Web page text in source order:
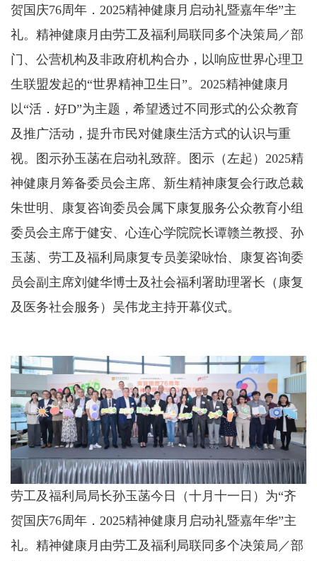
贺国庆76周年．2025精神健康月启动礼暨嘉年华”主
礼。精神健康月由劳工及福利局联同多个决策局／部
门、公营机构及非政府机构合办，以响应世界心理卫
生联盟发起的“世界精神卫生日”。2025精神健康月
以“活．好D”为主题，希望透过不同形式的公众教育
及推广活动，提升市民对健康生活方式的认识与重
视。图示孙玉菡在启动礼致辞。图示（左起）2025精
神健康月筹备委员会主席、新生精神康复会行政总裁
朱世明、康复咨询委员会属下康复服务公众教育小组
委员会主席于健安、心连心学院院长谭赣兰教授、孙
玉菡、劳工及福利局康复专员姜梁咏怡、康复咨询委
员会副主席刘健华博士及社会福利署助理署长（康复
及医务社会服务）吴伟龙主持开幕仪式。
劳工及福利局局长孙玉菡今日（十月十一日）为“齐
贺国庆76周年．2025精神健康月启动礼暨嘉年华”主
礼。精神健康月由劳工及福利局联同多个决策局／部